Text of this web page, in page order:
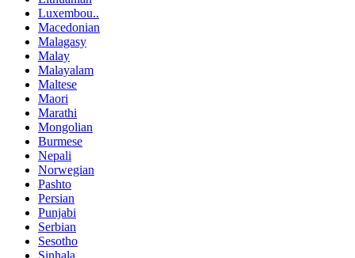
Luxembou..
Macedonian
Malagasy
Malay
Malayalam
Maltese
Maori
Marathi
Mongolian
Burmese
Nepali
Norwegian
Pashto
Persian
Punjabi
Serbian
Sesotho
Sinhala